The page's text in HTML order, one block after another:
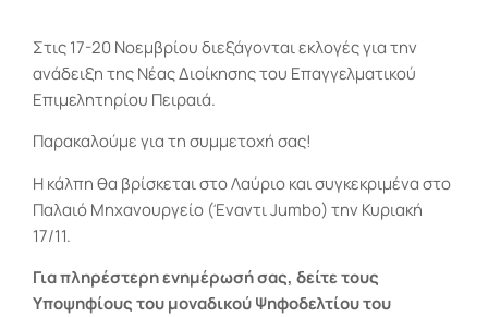
Στις 17-20 Νοεμβρίου διεξάγονται εκλογές για την
ανάδειξη της Νέας Διοίκησης του Επαγγελματικού
Επιμελητηρίου Πειραιά.
Παρακαλούμε για τη συμμετοχή σας!
Η κάλπη θα βρίσκεται στο Λαύριο και συγκεκριμένα στο
Παλαιό Μηχανουργείο (Έναντι Jumbo) την Κυριακή
17/11.
Για πληρέστερη ενημέρωσή σας, δείτε τους
Υποψηφίους του μοναδικού Ψηφοδελτίου του